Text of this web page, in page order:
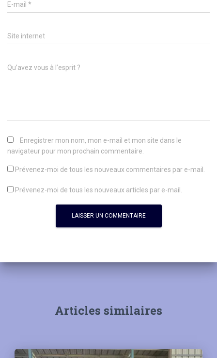
E-mail *
Site internet
Qu’avez vous à l’esprit ?
Enregistrer mon nom, mon e-mail et mon site dans le
navigateur pour mon prochain commentaire.
Prévenez-moi de tous les nouveaux commentaires par e-mail.
Prévenez-moi de tous les nouveaux articles par e-mail.
Articles similaires